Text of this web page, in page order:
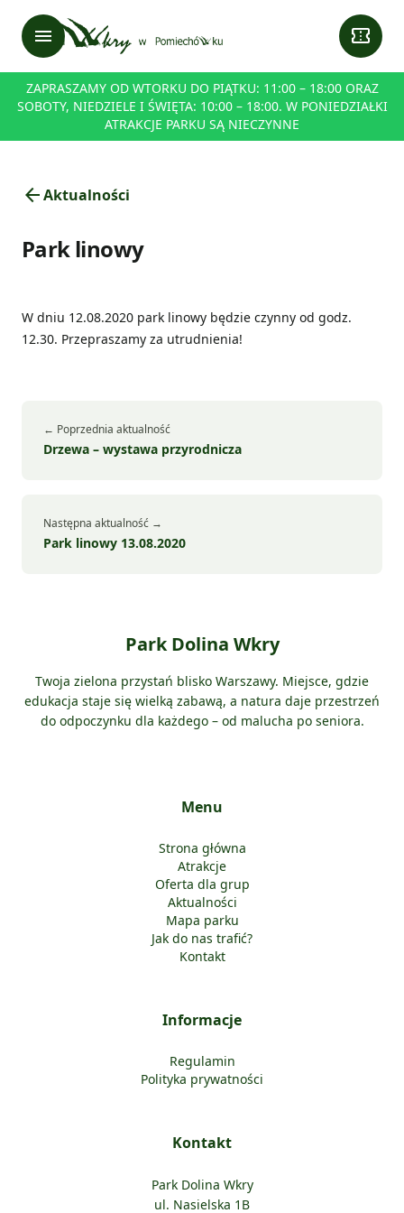
menu confirmation_number
ZAPRASZAMY OD WTORKU DO PIĄTKU: 11:00 – 18:00 ORAZ
SOBOTY, NIEDZIELE I ŚWIĘTA: 10:00 – 18:00. W PONIEDZIAŁKI
ATRAKCJE PARKU SĄ NIECZYNNE
arrow_backAktualności
Park linowy
W dniu 12.08.2020 park linowy będzie czynny od godz.
12.30. Przepraszamy za utrudnienia!
← Poprzednia aktualność
Drzewa – wystawa przyrodnicza
Następna aktualność →
Park linowy 13.08.2020
Park Dolina Wkry
Twoja zielona przystań blisko Warszawy. Miejsce, gdzie
edukacja staje się wielką zabawą, a natura daje przestrzeń
do odpoczynku dla każdego – od malucha po seniora.
Menu
Strona główna
Atrakcje
Oferta dla grup
Aktualności
Mapa parku
Jak do nas trafić?
Kontakt
Informacje
Regulamin
Polityka prywatności
Kontakt
Park Dolina Wkry
ul. Nasielska 1B